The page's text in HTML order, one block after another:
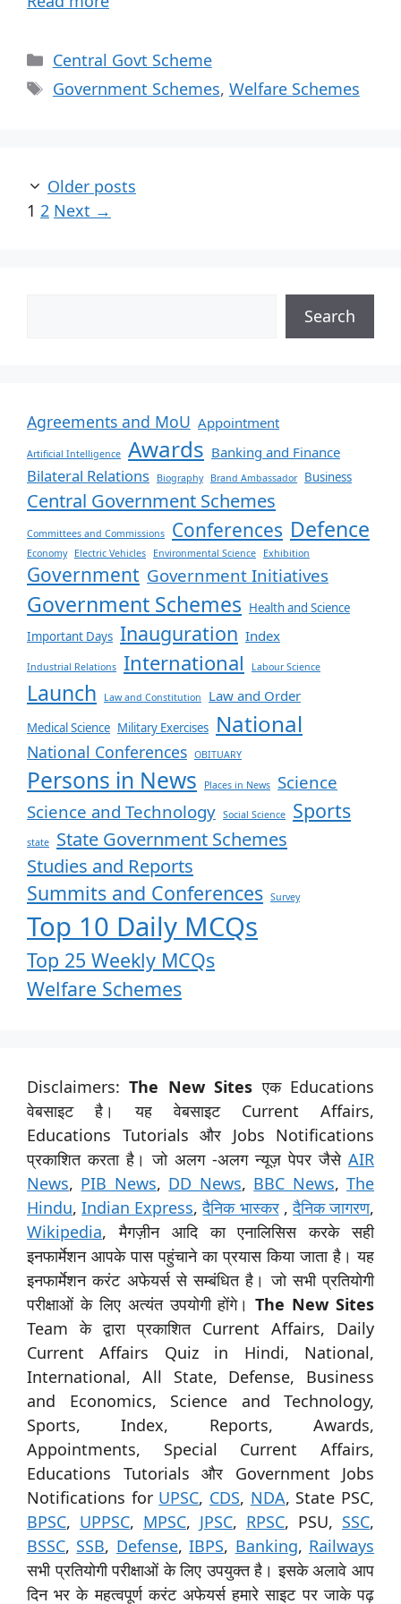
Central Govt Scheme
Government Schemes, Welfare Schemes
Older posts
1 2 Next →
Search
Agreements and MoU Appointment
Artificial Intelligence Awards Banking and Finance
Bilateral Relations Biography Brand Ambassador Business
Central Government Schemes
Committees and Commissions Conferences Defence
Economy Electric Vehicles Environmental Science Exhibition
Government Government Initiatives
Government Schemes Health and Science
Important Days Inauguration Index
Industrial Relations International Labour Science
Launch Law and Constitution Law and Order
Medical Science Military Exercises National
National Conferences OBITUARY
Persons in News Places in News
Science
Science and Technology Social Science Sports
state
State Government Schemes
Studies and Reports
Summits and Conferences Survey
Top 10 Daily MCQs
Top 25 Weekly MCQs
Welfare Schemes
Disclaimers:The New Sites एक Educations
वेबसाइट है। यह वेबसाइट Current Affairs,
Educations Tutorials और Jobs Notifications
प्रकाशित करता है। जो अलग -अलग न्यूज़ पेपर जैसे AIR
News, PIB News, DD News, BBC News,The
Hindu,Indian Express,दैनिक भास्कर,दैनिक जागरण,
Wikipedia, मैगज़ीन आदि का एनालिसिस करके सही
इनफार्मेशन आपके पास पहुंचाने का प्रयास किया जाता है। यह
इनफार्मेशन करंट अफेयर्स से सम्बंधित है। जो सभी प्रतियोगी
परीक्षाओं के लिए अत्यंत उपयोगी होंगे।The New Sites
Team के द्वारा प्रकाशित Current Affairs, Daily
Current Affairs Quiz in Hindi, National,
International, All State, Defense, Business
and Economics, Science and Technology,
Sports, Index, Reports, Awards,
Appointments, Special Current Affairs,
Educations Tutorials और Government Jobs
Notifications for UPSC, CDS, NDA, State PSC,
BPSC, UPPSC, MPSC, JPSC, RPSC, PSU, SSC,
BSSC, SSB, Defense,IBPS, Banking, Railways
सभी प्रतियोगी परीक्षाओं के लिए उपयुक्त है। इसके अलावे आप
दिन भर के महत्वपूर्ण करंट अफेयर्स हमारे साइट पर जाके पढ़